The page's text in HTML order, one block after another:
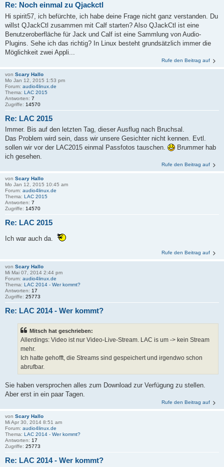
Re: Noch einmal zu Qjackctl
Hi spirit57, ich befürchte, ich habe deine Frage nicht ganz verstanden. Du
willst QJackCtl zusammen mit Calf starten? Also QJackCtl ist eine
Benutzeroberfläche für Jack und Calf ist eine Sammlung von Audio-
Plugins. Sehe ich das richtig? In Linux besteht grundsätzlich immer die
Möglichkeit zwei Appli...
Rufe den Beitrag auf
von Scary Hallo
Mo Jan 12, 2015 1:53 pm
Forum: audio4linux.de
Thema: LAC 2015
Antworten: 7
Zugriffe: 14570
Re: LAC 2015
Immer. Bis auf den letzten Tag, dieser Ausflug nach Bruchsal.
Das Problem wird sein, dass wir unsere Gesichter nicht kennen. Evtl.
sollen wir vor der LAC2015 einmal Passfotos tauschen.
Brummer hab
ich gesehen.
Rufe den Beitrag auf
von Scary Hallo
Mo Jan 12, 2015 10:45 am
Forum: audio4linux.de
Thema: LAC 2015
Antworten: 7
Zugriffe: 14570
Re: LAC 2015
Ich war auch da.
Rufe den Beitrag auf
von Scary Hallo
Mi Mai 07, 2014 2:44 pm
Forum: audio4linux.de
Thema: LAC 2014 - Wer kommt?
Antworten: 17
Zugriffe: 25773
Re: LAC 2014 - Wer kommt?
Mitsch hat geschrieben:
Allerdings: Video ist nur Video-Live-Stream. LAC is um -> kein Stream
mehr.
Ich hatte gehofft, die Streams sind gespeichert und irgendwo schon
abrufbar.
Sie haben versprochen alles zum Download zur Verfügung zu stellen.
Aber erst in ein paar Tagen.
Rufe den Beitrag auf
von Scary Hallo
Mi Apr 30, 2014 8:51 am
Forum: audio4linux.de
Thema: LAC 2014 - Wer kommt?
Antworten: 17
Zugriffe: 25773
Re: LAC 2014 - Wer kommt?